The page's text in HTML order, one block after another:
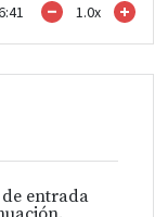
1.0x
entrada